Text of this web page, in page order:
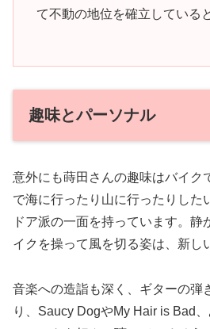
て不動の地位を確立している
趣味とパーソナル
意外にも蒔田さんの趣味はバイク
で海に行ったり山に行ったりした
ドア派の一面を持っています。静
イクを操って風を切る姿は、新し
音楽への造詣も深く、ギターの弾
り、Saucy DogやMy Hair is Bad